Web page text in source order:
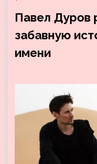
Павел Дуров
забавную
имени